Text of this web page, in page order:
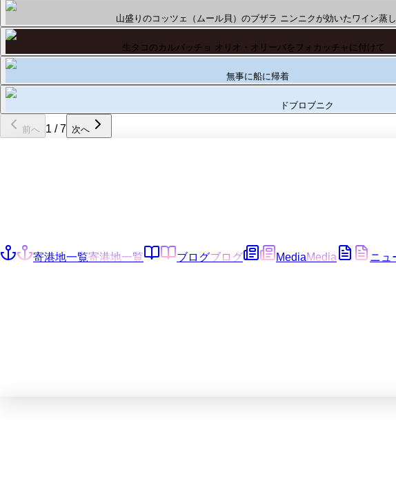
山盛りのコッツェ（ムール貝）のブザラ ニンニクが効いたワイン蒸
生タコのカルパッチョ オリオ・オリーバをフォカッチャに付けて
無事に船に帰着
ドブロブニク
前へ 1 /7 次へ
寄港地一覧寄港地一覧 ブログブログ MediaMedia ニュ